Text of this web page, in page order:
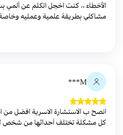
الأخطاء ،، كنت اخجل اتكلم عن
مشاكلي بطريقة علمية وعمليه
M***
انصح ب الاستشارة الاسرية افضل من
كل مشكلة تختلف أحداثها من شخص لاخر